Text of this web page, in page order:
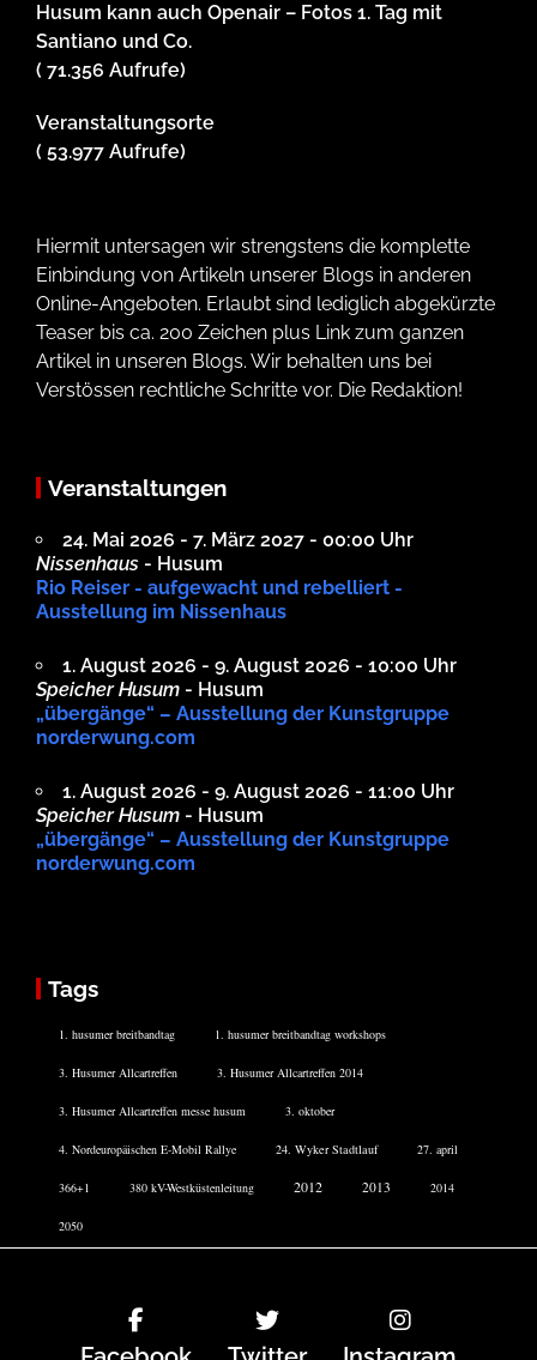
Husum kann auch Openair – Fotos 1. Tag mit
Santiano und Co.
( 71.356 Aufrufe)
Veranstaltungsorte
( 53.977 Aufrufe)
Hiermit untersagen wir strengstens die komplette
Einbindung von Artikeln unserer Blogs in anderen
Online-Angeboten. Erlaubt sind lediglich abgekürzte
Teaser bis ca. 200 Zeichen plus Link zum ganzen
Artikel in unseren Blogs. Wir behalten uns bei
Verstössen rechtliche Schritte vor. Die Redaktion!
Veranstaltungen
24. Mai 2026 - 7. März 2027 - 00:00 Uhr
Nissenhaus - Husum
Rio Reiser - aufgewacht und rebelliert -
Ausstellung im Nissenhaus
1. August 2026 - 9. August 2026 - 10:00 Uhr
Speicher Husum - Husum
„übergänge“ – Ausstellung der Kunstgruppe
norderwung.com
1. August 2026 - 9. August 2026 - 11:00 Uhr
Speicher Husum - Husum
„übergänge“ – Ausstellung der Kunstgruppe
norderwung.com
Tags
1. husumer breitbandtag 1. husumer breitbandtag workshops
3. Husumer Allcartreffen 3. Husumer Allcartreffen 2014
3. Husumer Allcartreffen messe husum 3. oktober
4. Nordeuropäischen E-Mobil Rallye 24. Wyker Stadtlauf 27. april
366+1 380 kV-Westküstenleitung 2012 2013 2014
2050